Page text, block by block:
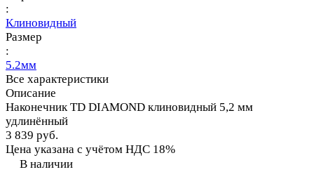
:
Клиновидный
Размер
:
5.2мм
Все характеристики
Описание
Наконечник TD DIAMOND клиновидный 5,2 мм
удлинённый
3 839 руб.
Цена указана с учётом НДС 18%
В наличии